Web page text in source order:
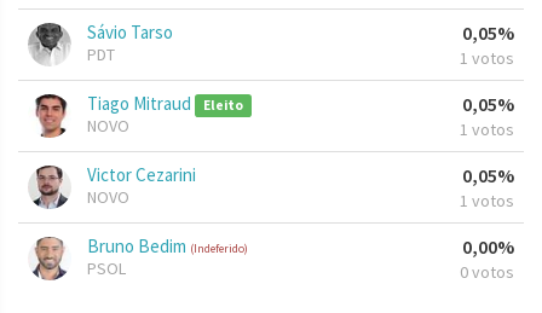
Sávio Tarso
PDT
0,05%
1 votos
Tiago Mitraud Eleito
NOVO
0,05%
1 votos
Victor Cezarini
NOVO
0,05%
1 votos
Bruno Bedim (Indeferido)
PSOL
0,00%
0 votos